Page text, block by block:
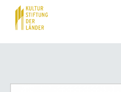
Hauptnavigation